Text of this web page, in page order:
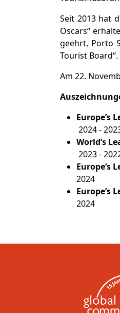
Seit 2013 hat
Oscars“
geehrt, Porto
Tourist Board“.
Am 22.
Europe’s
2024 -
World’s
2023 -
Europe’s
2024
Europe’s
2024